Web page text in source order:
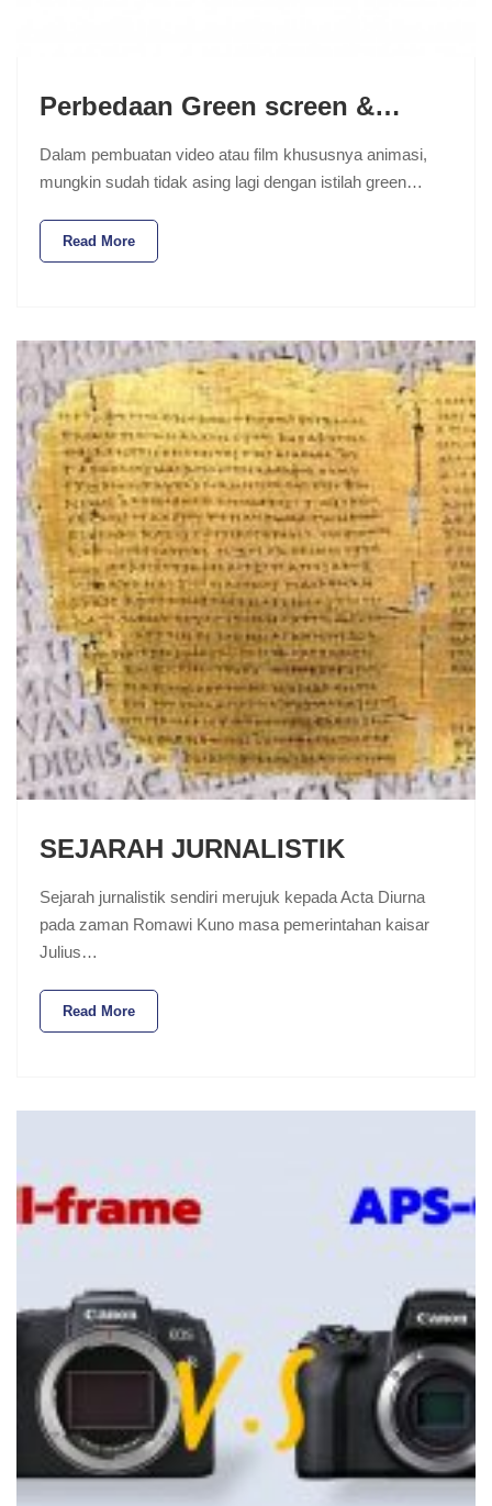
Perbedaan Green screen &…
Dalam pembuatan video atau film khususnya animasi,
mungkin sudah tidak asing lagi dengan istilah green…
Read More
SEJARAH JURNALISTIK
Sejarah jurnalistik sendiri merujuk kepada Acta Diurna
pada zaman Romawi Kuno masa pemerintahan kaisar
Julius…
Read More